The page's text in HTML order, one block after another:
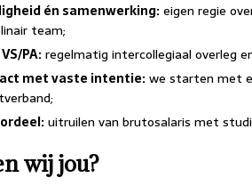
én samenwerking:eigen regie
team;
PA:regelmatig intercollegiaal overleg
met vaste intentie:we starten met
uitruilen van brutosalaris met
wij jou?